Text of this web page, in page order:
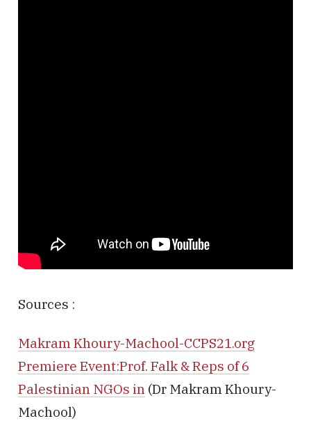
Sources :
Makram Khoury-Machool-CCPS21.org
Premiere Event:Prof. Falk & Reps of 6
Palestinian NGOs in (Dr Makram Khoury-
Machool)